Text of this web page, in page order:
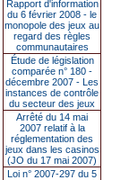
Rapport d'information
du 6 février 2008 - le
monopole des jeux au
regard des règles
communautaires
Étude de législation
comparée n° 180 -
décembre 2007 - Les
instances de contrôle
du secteur des jeux
Arrêté du 14 mai
2007 relatif à la
réglementation des
jeux dans les casinos
(JO du 17 mai 2007)
Loi n° 2007-297 du 5